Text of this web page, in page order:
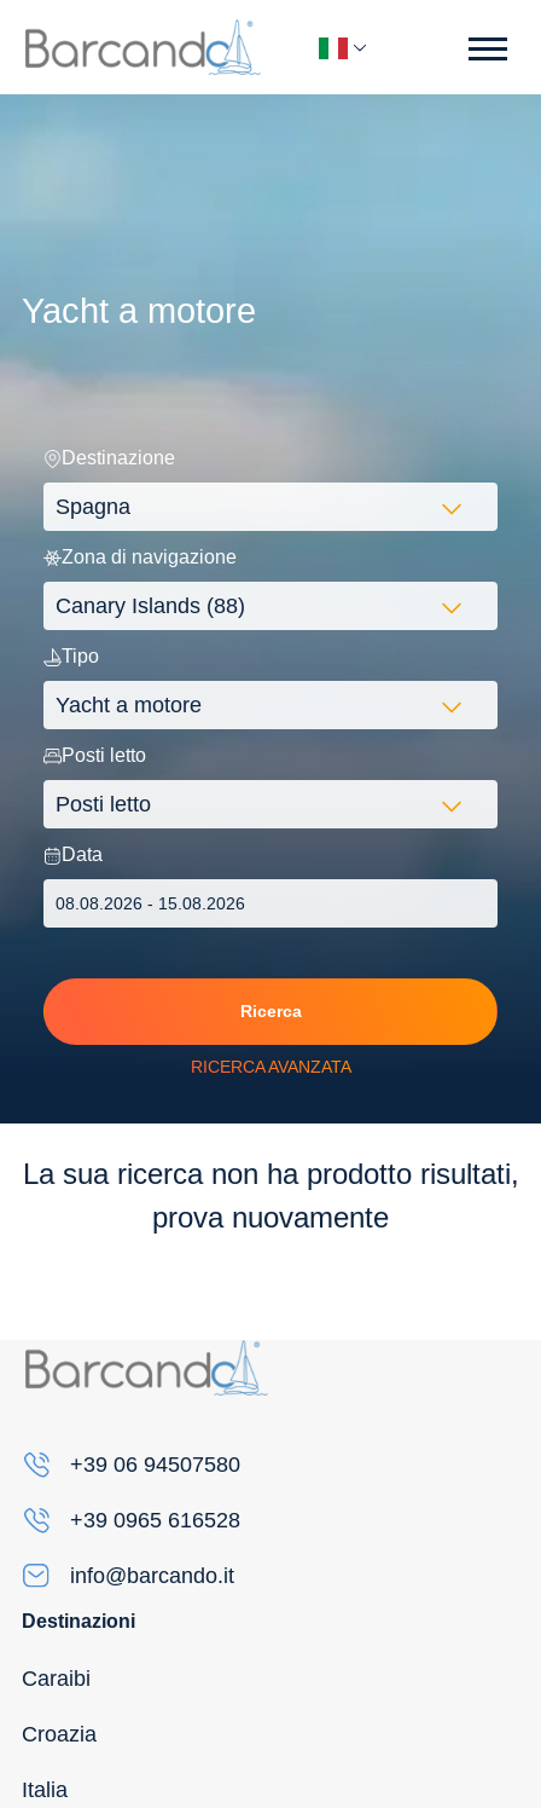
Yacht a motore
Destinazione
Zona di navigazione
Tipo
Posti letto
Data
Ricerca
RICERCA AVANZATA
La sua ricerca non ha prodotto risultati,
prova nuovamente
+39 06 94507580
+39 0965 616528
info@barcando.it
Destinazioni
Caraibi
Croazia
Italia